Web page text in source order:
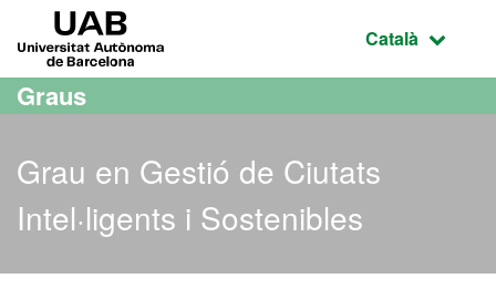
Ves al contingut principal
Ves a la navegació de la pàgina
Idioma
Català
Graus
Grau en Gestió de Ciutats
Intel·ligents i Sostenibles